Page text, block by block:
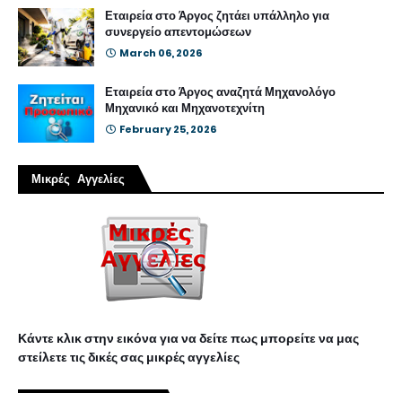
Εταιρεία στο Άργος ζητάει υπάλληλο για
συνεργείο απεντομώσεων
March 06, 2026
Εταιρεία στο Άργος αναζητά Μηχανολόγο
Μηχανικό και Μηχανοτεχνίτη
February 25, 2026
Μικρές Αγγελίες
Κάντε κλικ στην εικόνα για να δείτε πως μπορείτε να μας
στείλετε τις δικές σας μικρές αγγελίες